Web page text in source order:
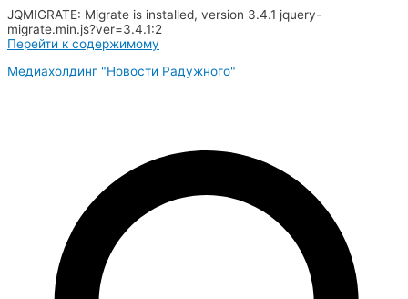
JQMIGRATE: Migrate is installed, version 3.4.1 jquery-
migrate.min.js?ver=3.4.1:2
Перейти к содержимому
Медиахолдинг "Новости Радужного"